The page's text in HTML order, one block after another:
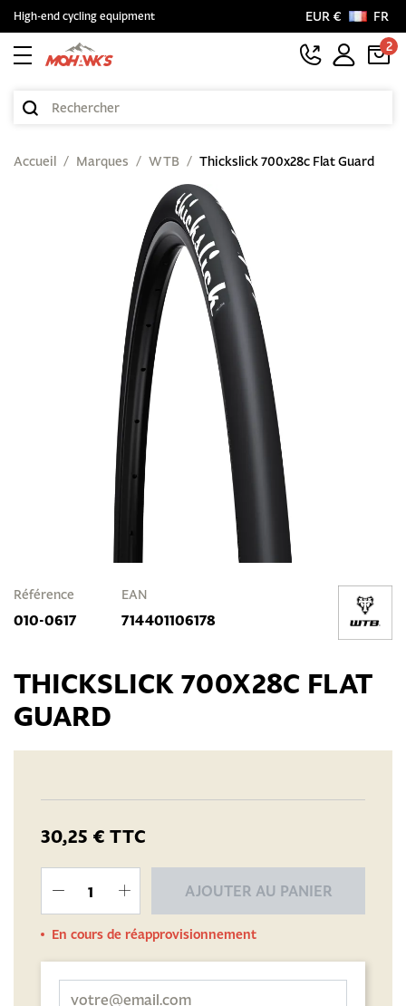
High-end cycling equipment EUR €
FR
2
Accueil Marques WTB Thickslick 700x28c Flat Guard
Référence
010-0617
EAN
714401106178
THICKSLICK 700X28C FLAT
GUARD
30,25 € TTC
AJOUTER AU PANIER
En cours de réapprovisionnement